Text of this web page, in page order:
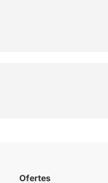
Ofertes